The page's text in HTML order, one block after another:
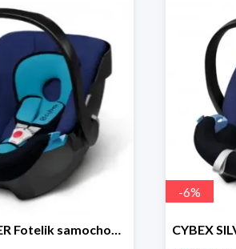
CYBEX SILVER Fotelik samochodowy -30%
-6%